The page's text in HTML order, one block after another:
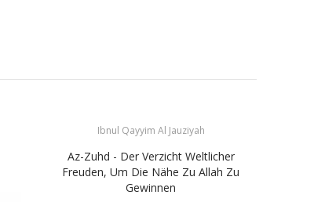
Ibnul Qayyim Al Jauziyah
Az-Zuhd - Der Verzicht Weltlicher
Freuden, Um Die Nähe Zu Allah Zu
Gewinnen